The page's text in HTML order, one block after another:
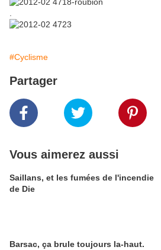
#Cyclisme
Partager
Vous aimerez aussi
Saillans, et les fumées de l'incendie
de Die
Barsac, ça brule toujours la-haut.